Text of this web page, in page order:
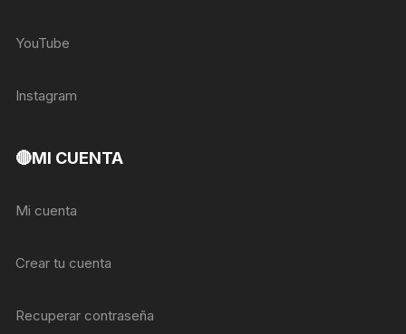
YouTube
Instagram
🔴MI CUENTA
Mi cuenta
Crear tu cuenta
Recuperar contraseña